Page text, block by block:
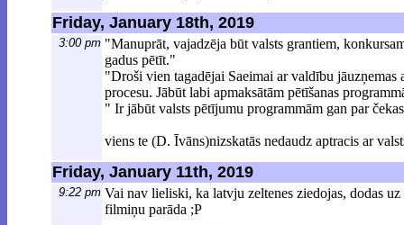
Friday, January 18th, 2019
3:00 pm "Manuprāt, vajadzēja būt valsts grantiem,
gadus pētīt."
"Droši vien tagadējai Saeimai ar valdību
procesu. Jābūt labi apmaksātām pētīšanas
" Ir jābūt valsts pētījumu programmām gan par
viens te (D. Īvāns)nizskatās nedaudz aptracis ar
Friday, January 11th, 2019
9:22 pm Vai nav lieliski, ka latvju zeltenes ziedojas, dodas
filmiņu parāda ;P